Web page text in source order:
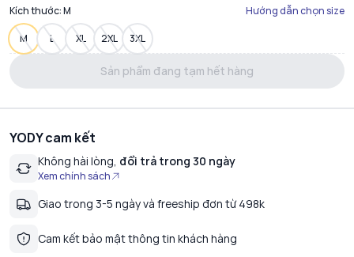
Kích thước:M Hướng dẫn chọn size
M L XL 2XL 3XL
Sản phẩm đang tạm hết hàng
YODY cam kết
Không hài lòng, đổi trả trong 30 ngày
Xem chính sách
Giao trong 3-5 ngày và freeship đơn từ 498k
Cam kết bảo mật thông tin khách hàng